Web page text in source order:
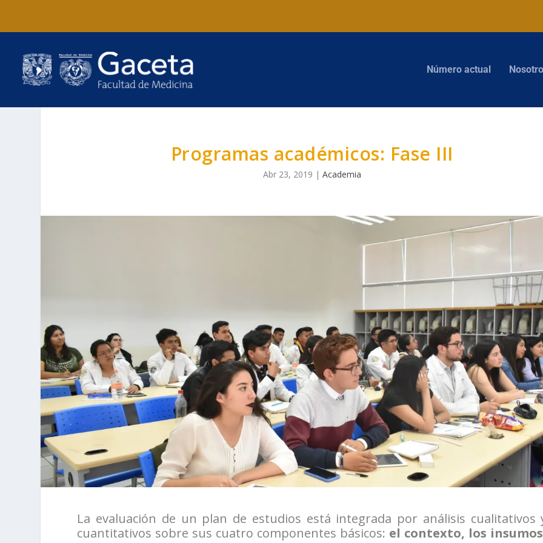
Número actual
Programas académicos: Fase III
Abr 23, 2019 | Academia
La evaluación de un plan de estudios está integrada por análisis cualitativos
cuantitativos sobre sus cuatro componentes básicos: el contexto, los